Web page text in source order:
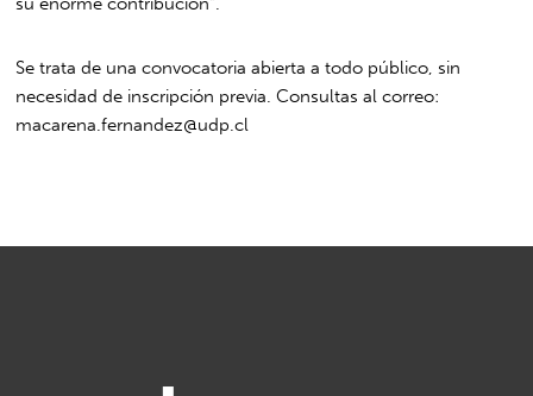
Se trata de una convocatoria abierta a todo público, sin
necesidad de inscripción previa. Consultas al correo:
macarena.fernandez@udp.cl